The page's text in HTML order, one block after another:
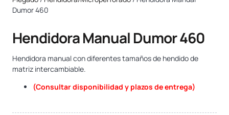
Dumor 460
Hendidora Manual Dumor 460
Hendidora manual con diferentes tamaños de hendido de
matriz intercambiable.
(Consultar disponibilidad y plazos de entrega)